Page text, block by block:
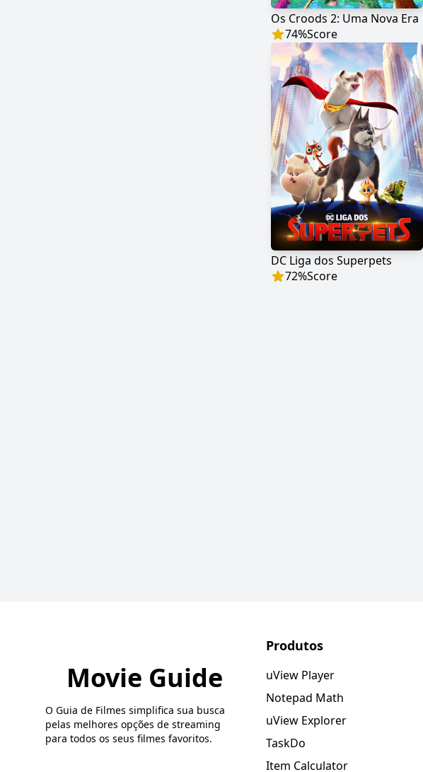
Os Croods 2: Uma Nova Era
74%Score
DC Liga dos Superpets
72%Score
Movie Guide
O Guia de Filmes simplifica sua busca
pelas melhores opções de streaming
para todos os seus filmes favoritos.
Produtos
uView Player
Notepad Math
uView Explorer
TaskDo
Item Calculator